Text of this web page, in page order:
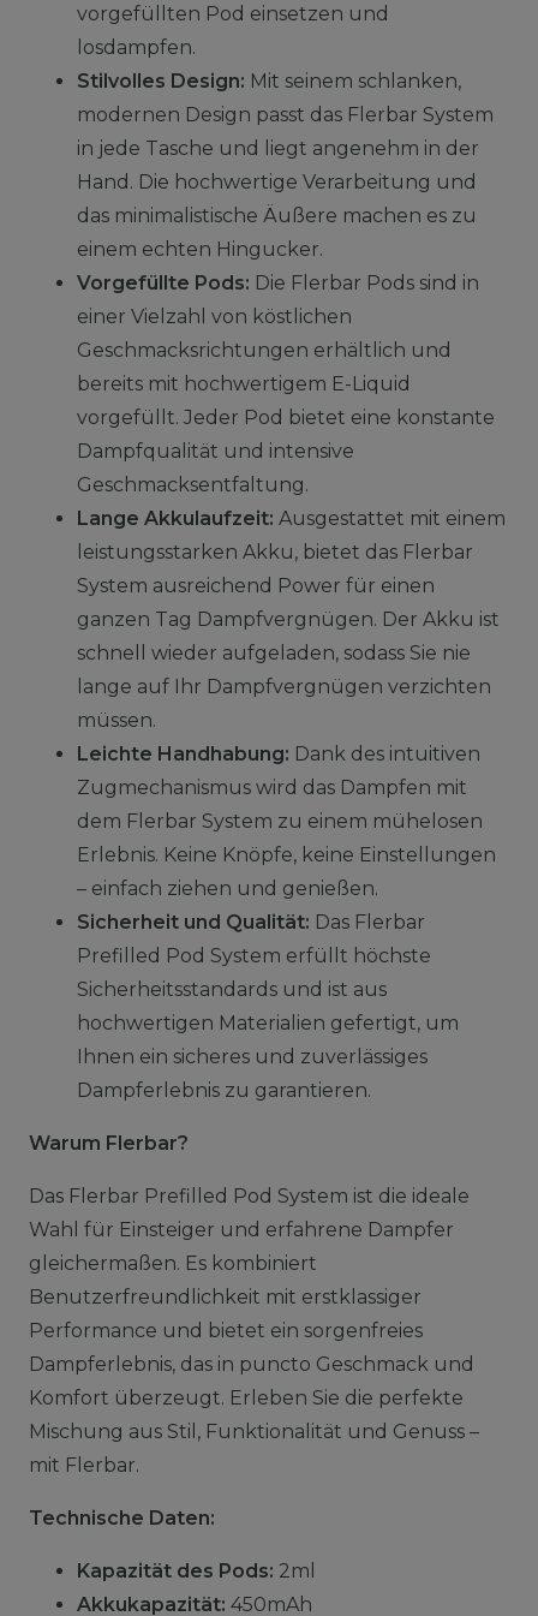
vorgefüllten Pod einsetzen und
losdampfen.
Stilvolles Design: Mit seinem schlanken,
modernen Design passt das Flerbar System
in jede Tasche und liegt angenehm in der
Hand. Die hochwertige Verarbeitung und
das minimalistische Äußere machen es zu
einem echten Hingucker.
Vorgefüllte Pods: Die Flerbar Pods sind in
einer Vielzahl von köstlichen
Geschmacksrichtungen erhältlich und
bereits mit hochwertigem E-Liquid
vorgefüllt. Jeder Pod bietet eine konstante
Dampfqualität und intensive
Geschmacksentfaltung.
Lange Akkulaufzeit: Ausgestattet mit einem
leistungsstarken Akku, bietet das Flerbar
System ausreichend Power für einen
ganzen Tag Dampfvergnügen. Der Akku ist
schnell wieder aufgeladen, sodass Sie nie
lange auf Ihr Dampfvergnügen verzichten
müssen.
Leichte Handhabung: Dank des intuitiven
Zugmechanismus wird das Dampfen mit
dem Flerbar System zu einem mühelosen
Erlebnis. Keine Knöpfe, keine Einstellungen
– einfach ziehen und genießen.
Sicherheit und Qualität: Das Flerbar
Prefilled Pod System erfüllt höchste
Sicherheitsstandards und ist aus
hochwertigen Materialien gefertigt, um
Ihnen ein sicheres und zuverlässiges
Dampferlebnis zu garantieren.
Warum Flerbar?
Das Flerbar Prefilled Pod System ist die ideale
Wahl für Einsteiger und erfahrene Dampfer
gleichermaßen. Es kombiniert
Benutzerfreundlichkeit mit erstklassiger
Performance und bietet ein sorgenfreies
Dampferlebnis, das in puncto Geschmack und
Komfort überzeugt. Erleben Sie die perfekte
Mischung aus Stil, Funktionalität und Genuss –
mit Flerbar.
Technische Daten:
Kapazität des Pods: 2ml
Akkukapazität: 450mAh